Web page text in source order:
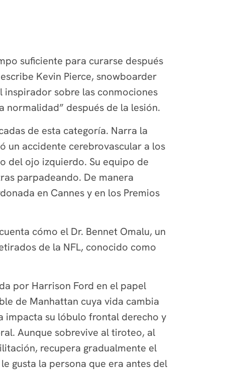
suficiente para curarse después
Kevin Pierce, snowboarder
inspirador sobre las conmociones
normalidad” después de la lesión.
de esta categoría. Nar­ra la
un accidente cerebrovascular a los
del ojo izquierdo. Su equipo de
parpadeando. De manera
en Cannes y en los Premios
cómo el Dr. Bennet Omalu, un
de la NFL, conocido como
por Harrison Ford en el papel
de Manhattan cuya vida cambia
impacta su lóbulo frontal derecho y
Aunque sobrevive al tiroteo, al
recupera gradualmente el
gusta la persona que era antes del